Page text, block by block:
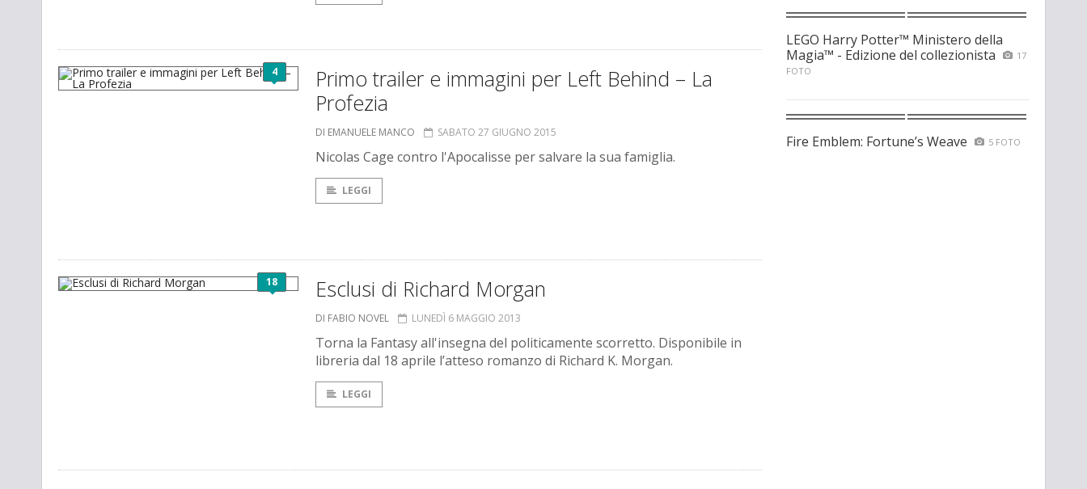
4
Primo trailer e immagini per Left Behind – La
Profezia
DI EMANUELE MANCO SABATO 27 GIUGNO 2015
Nicolas Cage contro l'Apocalisse per salvare la sua famiglia.
LEGGI
18 Esclusi di Richard Morgan
DI FABIO NOVEL LUNEDÌ 6 MAGGIO 2013
Torna la Fantasy all'insegna del politicamente scorretto. Disponibile in
libreria dal 18 aprile l’atteso romanzo di Richard K. Morgan.
LEGGI
LEGO Harry Potter™ Ministero della
Magia™ - Edizione del collezionista
17
FOTO
Fire Emblem: Fortune’s Weave 5 FOTO